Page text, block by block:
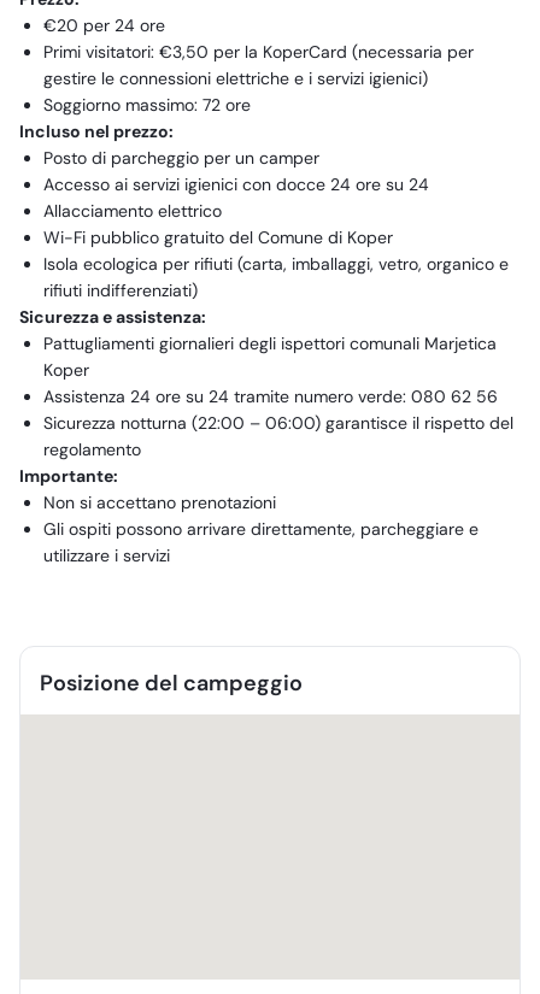
€20 per 24 ore
Primi visitatori: €3,50 per la KoperCard (necessaria per
gestire le connessioni elettriche e i servizi igienici)
Soggiorno massimo: 72 ore
Incluso nel prezzo:
Posto di parcheggio per un camper
Accesso ai servizi igienici con docce 24 ore su 24
Allacciamento elettrico
Wi-Fi pubblico gratuito del Comune di Koper
Isola ecologica per rifiuti (carta, imballaggi, vetro, organico e
rifiuti indifferenziati)
Sicurezza e assistenza:
Pattugliamenti giornalieri degli ispettori comunali Marjetica
Koper
Assistenza 24 ore su 24 tramite numero verde: 080 62 56
Sicurezza notturna (22:00 – 06:00) garantisce il rispetto del
regolamento
Importante:
Non si accettano prenotazioni
Gli ospiti possono arrivare direttamente, parcheggiare e
utilizzare i servizi
Posizione del campeggio